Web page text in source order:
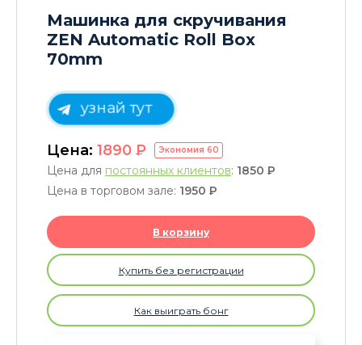
Машинка для скручивания
ZEN Automatic Roll Box
70mm
узнай тут
Цена: 1890 P Экономия 60
Цена для постоянных клиентов: 1850 P
Цена в торговом зале: 1950 P
В корзину
Купить без регистрации
Как выиграть бонг